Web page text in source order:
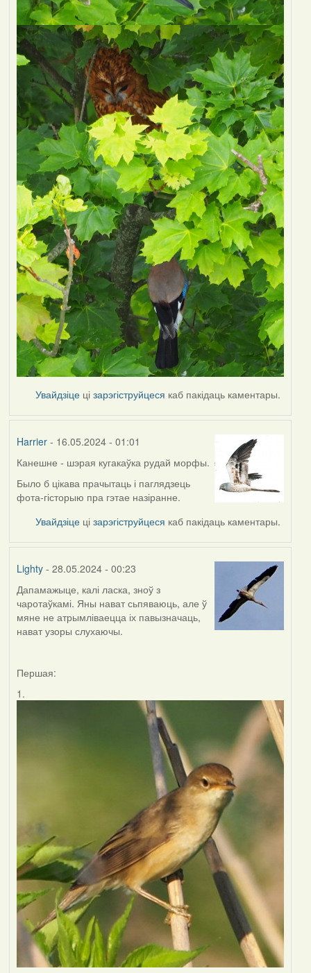
Увайдзіце цізарэгіструйцеся каб пакідаць каментары.
Harrier- 16.05.2024 - 01:01
Канешне - шэрая кугакаўка рудай морфы.
Было б цікава прачытаць і паглядзець
фота-гісторыю пра гэтае назіранне.
Увайдзіце цізарэгіструйцеся каб пакідаць каментары.
Lighty- 28.05.2024 - 00:23
Дапамажыце, калі ласка, зноў з
чаротаўкамі. Яны нават сьпяваюць, але ў
мяне не атрымліваецца іх павызначаць,
нават узоры слухаючы.
Першая:
1.